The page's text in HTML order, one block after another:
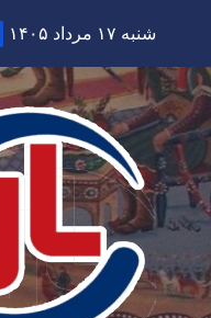
content
شنبه ۱۷ مرداد ۱۴۰۵